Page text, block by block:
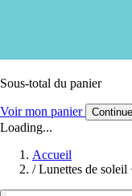
Sous-total du panier
Voir mon panier
Loading...
Accueil
/ Lunettes de soleil